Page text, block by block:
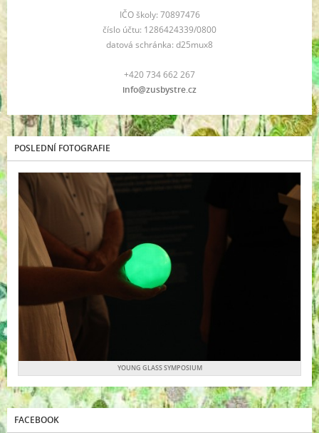
IČO školy: 70897476
číslo účtu: 1286424339/0800
datová schránka: d25mux8
+420 734 662 267
info@zusbystre.cz
POSLEDNÍ FOTOGRAFIE
YOUNG GLASS SYMPOSIUM
FACEBOOK